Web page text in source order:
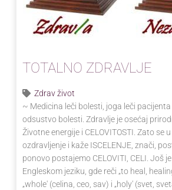
TOTALNO ZDRAVLJE
Zdrav život
~ Medicina leči bolesti, joga leči
odsustvo bolesti. Zdravlje je osećaj
Životne energije i CELOVITOSTI. Zato se
ozdravljenje i kaže ISCELENJE, znači,
ponovo postajemo CELOVITI, CELI. Još
Engleskom jeziku, gde reči „to heal,
„whole' (celina, ceo, sav) i „holy' (svet,